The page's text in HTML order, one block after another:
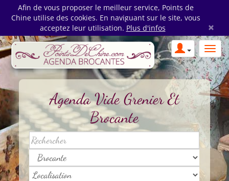
Afin de vous proposer le meilleur service, Points de
Chine utilise des cookies. En naviguant sur le site, vous
acceptez leur utilisation. Plus d'infos ×
Agenda Vide Grenier Et
Brocante